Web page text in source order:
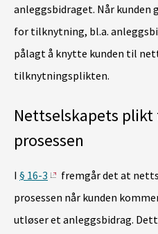
anleggsbidraget. Når
for tilknytning, bl.a.
pålagt å knytte kunden til
tilknytningsplikten.
Nettselskapets
prosessen
I § 16-3
fremgår det at
prosessen når kunden
utløser et anleggsbidrag.